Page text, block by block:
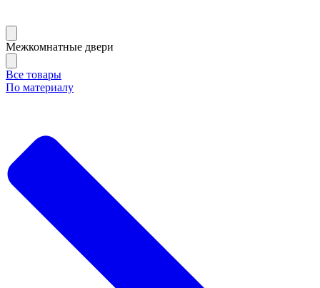
Межкомнатные двери
Все товары
По материалу